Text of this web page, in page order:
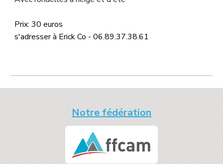
Prix:30 euros
s'adresser à Erick Co - 06.89.37.38.61
Notre fédération